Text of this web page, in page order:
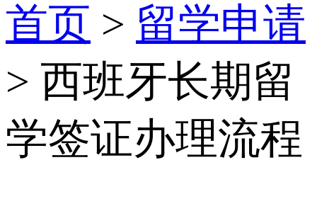
首页 > 留学申请
> 西班牙长期留
学签证办理流程